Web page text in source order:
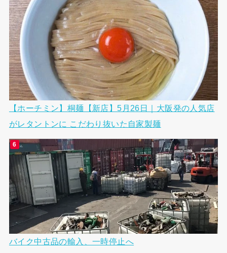
【ホーチミン】桐麺【新店】5月26日｜大阪発の人気店
がレタントンに こだわり抜いた自家製麺
バイク中古品の輸入、一時停止へ